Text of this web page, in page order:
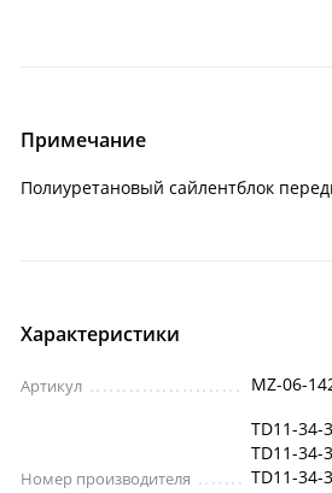
Примечание
Полиуретановый сайлентблок
Характеристики
Артикул MZ-06-
Номер производителя
TD11-34-
TD11-34-
TD11-34-